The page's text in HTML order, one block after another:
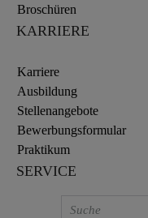
Broschüren
KARRIERE
Karriere
Ausbildung
Stellenangebote
Bewerbungsformular
Praktikum
SERVICE